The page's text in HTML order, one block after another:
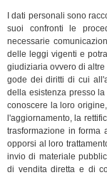
I dati personali sono
suoi confronti le
necessarie
delle leggi vigenti e
giudiziaria ovvero di
gode dei diritti di cui
della esistenza presso
conoscere la loro
l'aggiornamento, la
trasformazione in forma
opporsi al loro
invio di materiale
di vendita diretta e di